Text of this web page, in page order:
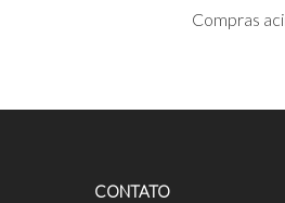
Compras
CONTATO